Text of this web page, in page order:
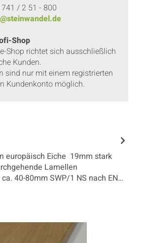
/ 2 51 - 800
Shop
Shop richtet sich ausschließlich
Kunden.
sind nur mit einem registrierten
Kundenkonto möglich.
europäisch Eiche 19mm stark
Lamellen
40-80mm SWP/1 NS nach EN…